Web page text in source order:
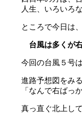
人生、いろいろな
ところで今日は、
台風は多くが右
今回の台風５号は
進路予想図をみる
「なんで右ばっか
真っ直ぐ北上して